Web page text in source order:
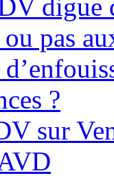
digue
pas
?
sur